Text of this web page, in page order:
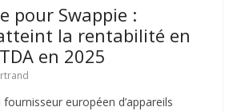
pour Swappie :
la rentabilité en
en 2025
européen d’appareils